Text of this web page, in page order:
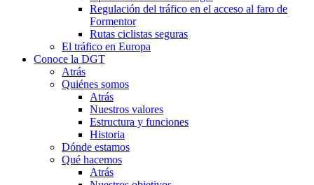
Regulación del tráfico en el acceso al faro de
Formentor
Rutas ciclistas seguras
El tráfico en Europa
Conoce la DGT
Atrás
Quiénes somos
Atrás
Nuestros valores
Estructura y funciones
Historia
Dónde estamos
Qué hacemos
Atrás